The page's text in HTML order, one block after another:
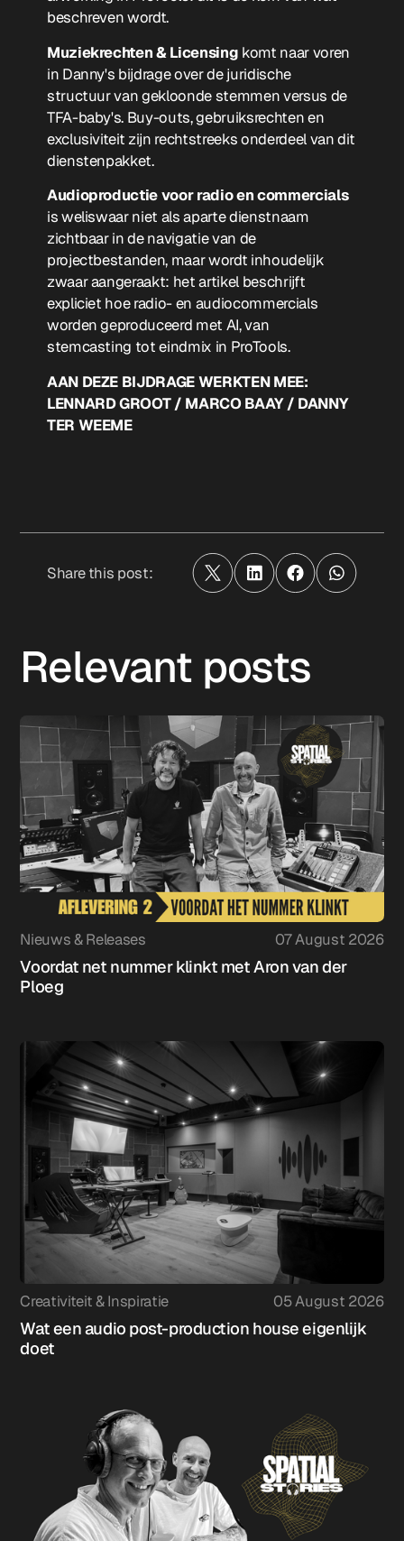
beschreven wordt.
Muziekrechten & Licensing komt naar voren
in Danny's bijdrage over de juridische
structuur van gekloonde stemmen versus de
TFA-baby's. Buy-outs, gebruiksrechten en
exclusiviteit zijn rechtstreeks onderdeel van dit
dienstenpakket.
Audioproductie voor radio en commercials
is weliswaar niet als aparte dienstnaam
zichtbaar in de navigatie van de
projectbestanden, maar wordt inhoudelijk
zwaar aangeraakt: het artikel beschrijft
expliciet hoe radio- en audiocommercials
worden geproduceerd met AI, van
stemcasting tot eindmix in ProTools.
AAN DEZE BIJDRAGE WERKTEN MEE:
LENNARD GROOT / MARCO BAAY / DANNY
TER WEEME
Share this post:
Relevant posts
Nieuws & Releases 07 August 2026
Voordat net nummer klinkt met Aron van der
Ploeg
Creativiteit & Inspiratie 05 August 2026
Wat een audio post-production house eigenlijk
doet